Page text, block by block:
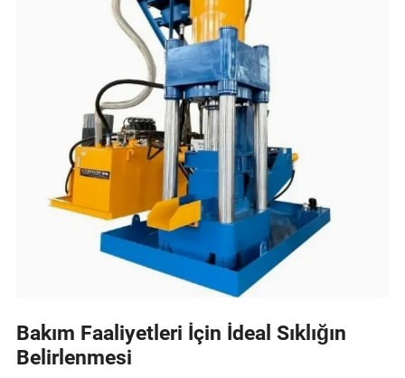
Bakım Faaliyetleri İçin İdeal Sıklığın
Belirlenmesi